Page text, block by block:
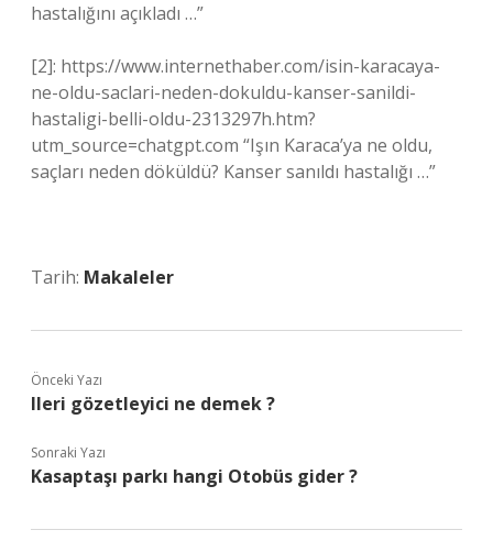
hastalığını açıkladı …”
[2]: https://www.internethaber.com/isin-karacaya-
ne-oldu-saclari-neden-dokuldu-kanser-sanildi-
hastaligi-belli-oldu-2313297h.htm?
utm_source=chatgpt.com “Işın Karaca’ya ne oldu,
saçları neden döküldü? Kanser sanıldı hastalığı …”
Tarih: Makaleler
Önceki Yazı
Ileri gözetleyici ne demek ?
Sonraki Yazı
Kasaptaşı parkı hangi Otobüs gider ?